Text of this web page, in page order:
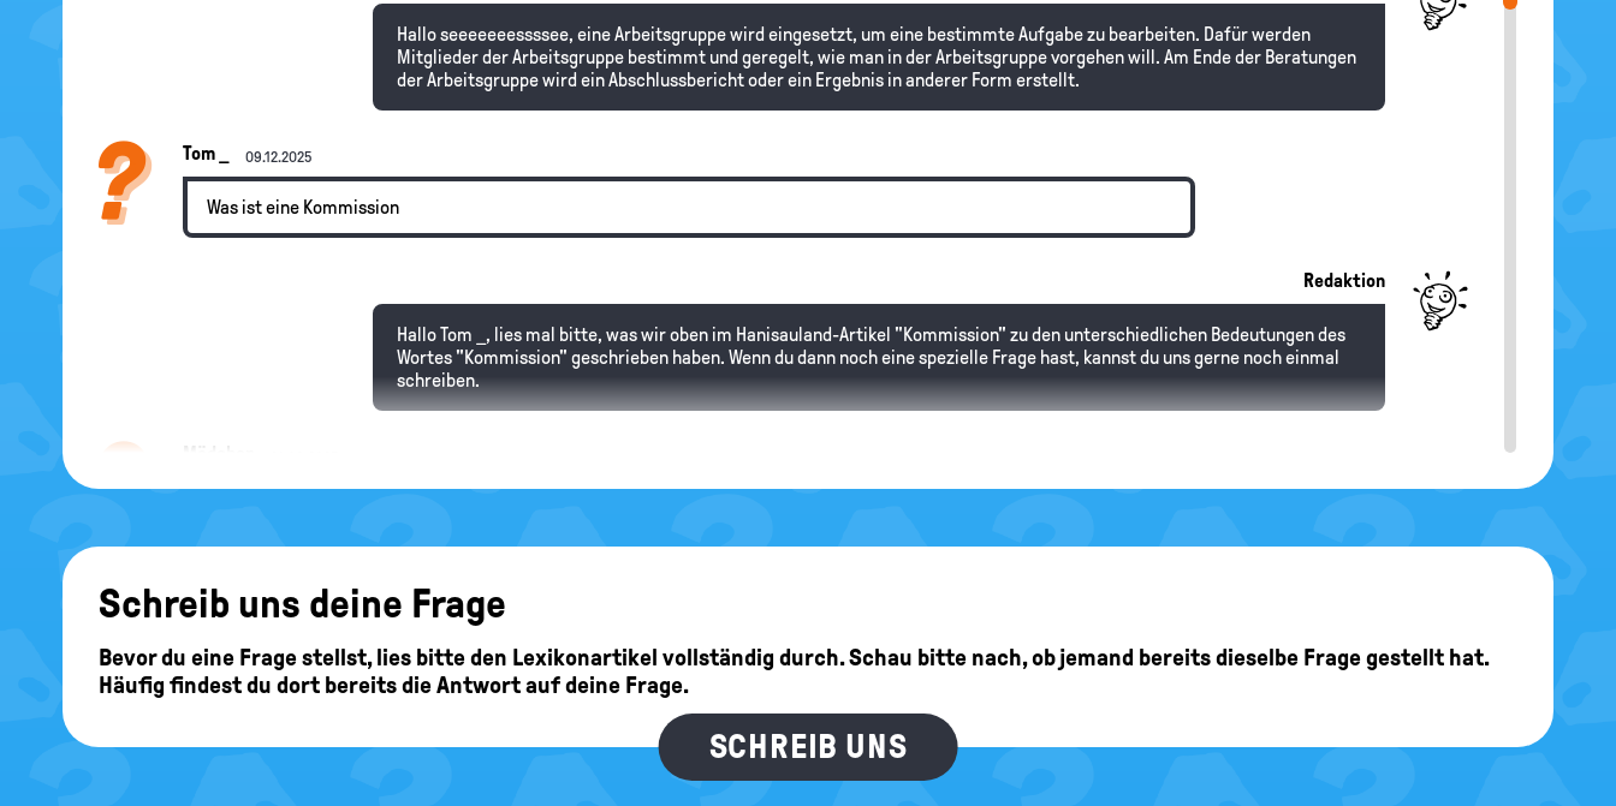
Hallo seeeeeeessssee, eine Arbeitsgruppe wird eingesetzt, um eine bestimmte Aufgabe zu bearbeiten. Dafür werden
Mitglieder der Arbeitsgruppe bestimmt und geregelt, wie man in der Arbeitsgruppe vorgehen will. Am Ende der Beratungen
der Arbeitsgruppe wird ein Abschlussbericht oder ein Ergebnis in anderer Form erstellt.
Tom _ 09.12.2025
Was ist eine Kommission
Redaktion
Hallo Tom _, lies mal bitte, was wir oben im Hanisauland-Artikel "Kommission" zu den unterschiedlichen Bedeutungen des
Wortes "Kommission" geschrieben haben. Wenn du dann noch eine spezielle Frage hast, kannst du uns gerne noch einmal
schreiben.
Völkerrechtverbietet die gewaltsame Veränderung von nationalen Grenzen. Ob es im Inneren zu Veränderungen kommt,
können wir dir nicht sagen. Aktuell ist
Veränderung der Struktur der Bundesländer braucht es aber die Zustimmung der
Bundesländern.
Schreib uns deine Frage
Bevor du eine Frage stellst, lies bitte den Lexikonartikel vollständig durch. Schau bitte nach, ob jemand bereits dieselbe Frage gestellt hat.
Häufig findest du dort bereits die Antwort auf deine Frage.
SCHREIB UNS